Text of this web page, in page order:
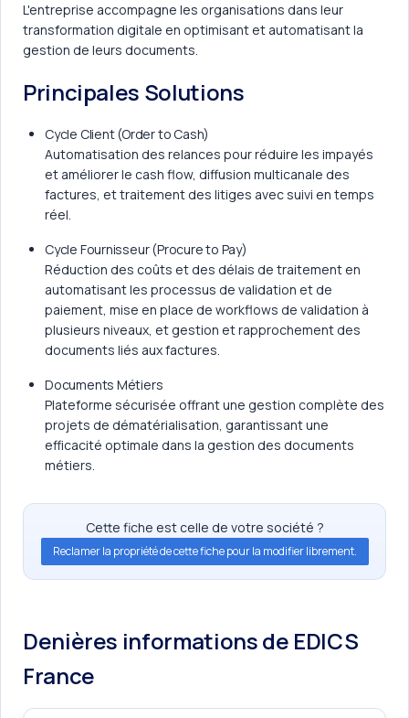
L'entreprise accompagne les organisations dans leur
transformation digitale en optimisant et automatisant la
gestion de leurs documents.
Principales Solutions
Cycle Client (Order to Cash)
Automatisation des relances pour réduire les impayés
et améliorer le cash flow, diffusion multicanale des
factures, et traitement des litiges avec suivi en temps
réel.
Cycle Fournisseur (Procure to Pay)
Réduction des coûts et des délais de traitement en
automatisant les processus de validation et de
paiement, mise en place de workflows de validation à
plusieurs niveaux, et gestion et rapprochement des
documents liés aux factures.
Documents Métiers
Plateforme sécurisée offrant une gestion complète des
projets de dématérialisation, garantissant une
efficacité optimale dans la gestion des documents
métiers.
Cette fiche est celle de votre société ?
Reclamer la propriété de cette fiche pour la modifier librement.
Denières informations de EDICS
France